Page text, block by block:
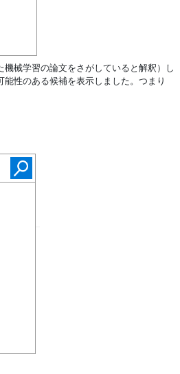
械学習の論文をさがしていると解釈）し
性のある候補を表示しました。つまり